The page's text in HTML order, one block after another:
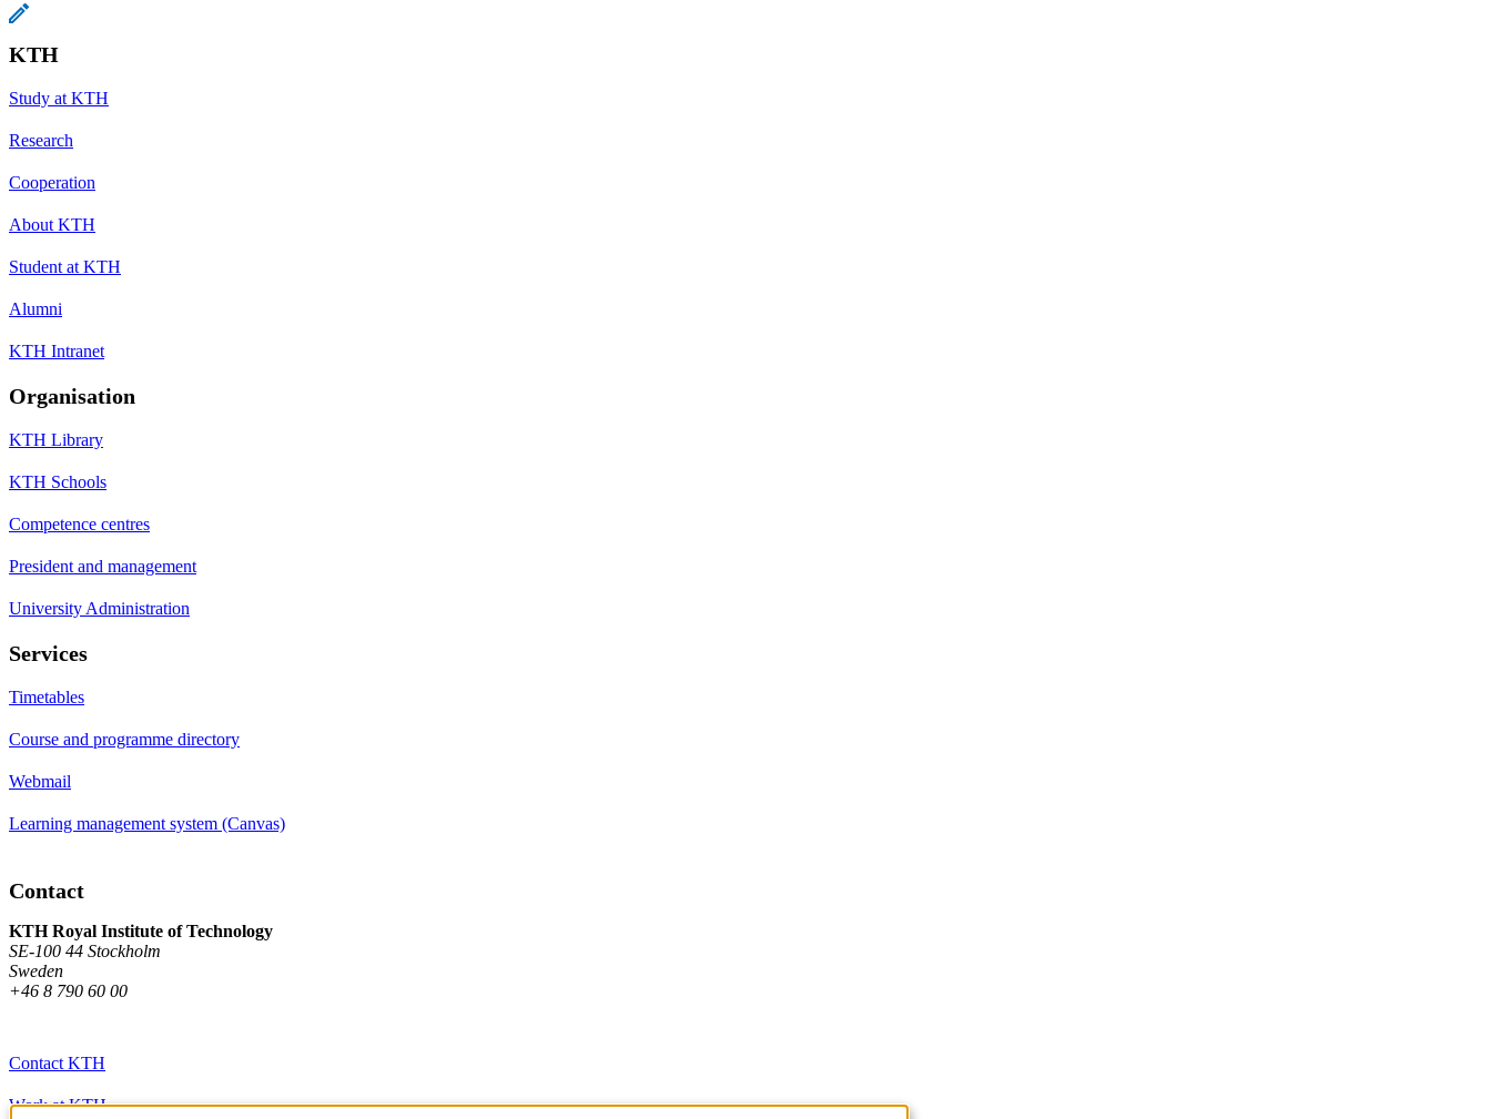
KTH
Study at KTH
Research
Cooperation
About KTH
Student at KTH
Alumni
KTH Intranet
Organisation
KTH Library
KTH Schools
Competence centres
President and management
University Administration
Services
Timetables
Course and programme directory
Webmail
Learning management system (Canvas)
Contact
KTH Royal Institute of Technology
SE-100 44 Stockholm
Sweden
+46 8 790 60 00
Contact KTH
Work at KTH